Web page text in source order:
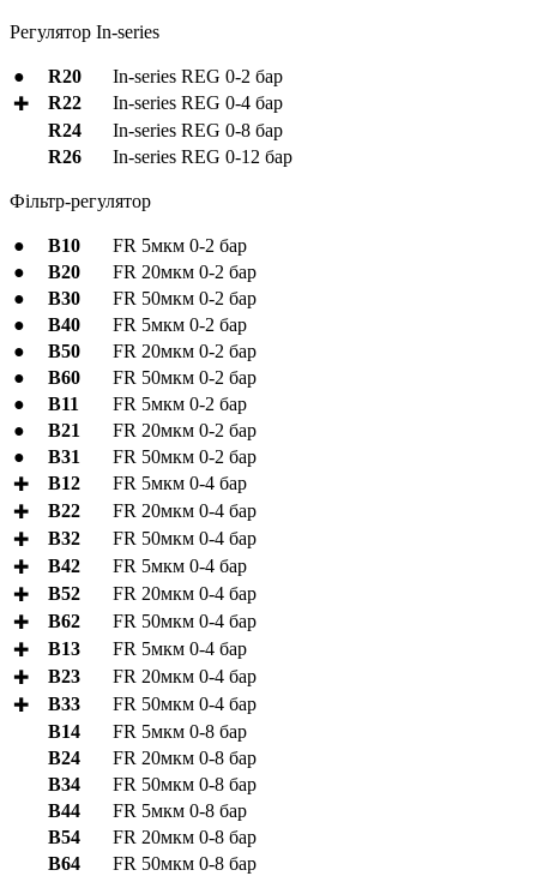
Регулятор In-series
● R20
In-series REG 0-2 бар
✚
R22
In-series REG 0-4 бар
R24
In-series REG 0-8 бар
R26
In-series REG 0-12 бар
Фільтр-регулятор
● B10
FR 5мкм 0-2 бар
●
B20
FR 20мкм 0-2 бар
●
B30
FR 50мкм 0-2 бар
●
B40
FR 5мкм 0-2 бар
●
B50
FR 20мкм 0-2 бар
●
B60
FR 50мкм 0-2 бар
●
B11
FR 5мкм 0-2 бар
●
B21
FR 20мкм 0-2 бар
●
B31
FR 50мкм 0-2 бар
✚
B12
FR 5мкм 0-4 бар
✚
B22
FR 20мкм 0-4 бар
✚
B32
FR 50мкм 0-4 бар
✚
B42
FR 5мкм 0-4 бар
✚
B52
FR 20мкм 0-4 бар
✚
B62
FR 50мкм 0-4 бар
✚
B13
FR 5мкм 0-4 бар
✚
B23
FR 20мкм 0-4 бар
✚
B33
FR 50мкм 0-4 бар
B14
FR 5мкм 0-8 бар
B24
FR 20мкм 0-8 бар
B34
FR 50мкм 0-8 бар
B44
FR 5мкм 0-8 бар
B54
FR 20мкм 0-8 бар
B64
FR 50мкм 0-8 бар